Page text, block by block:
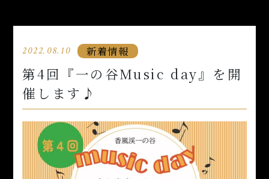
2022.08.10 新着情報
第4回『一の谷Music day』を開
催します♪